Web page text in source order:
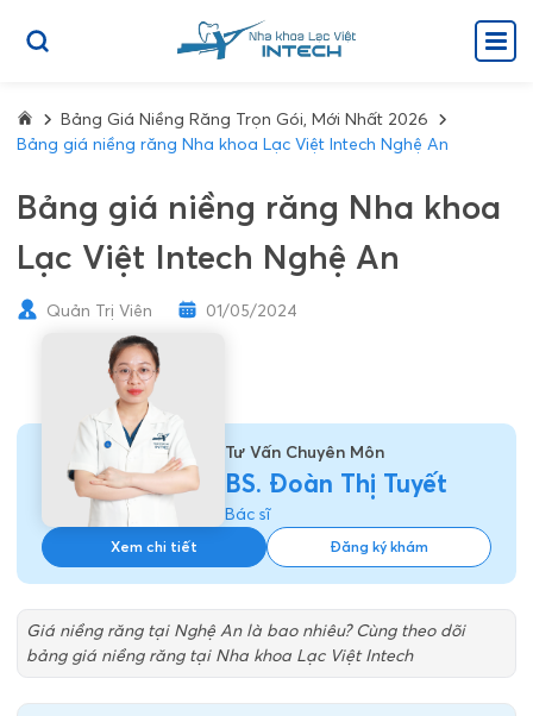
Bảng Giá Niềng Răng Trọn Gói, Mới Nhất 2026
Bảng giá niềng răng Nha khoa Lạc Việt Intech Nghệ An
Bảng giá niềng răng Nha khoa
Lạc Việt Intech Nghệ An
Quản Trị Viên 01/05/2024
Tư Vấn Chuyên Môn
BS. Đoàn Thị Tuyết
Bác sĩ
Xem chi tiết Đăng ký khám
Giá niềng răng tại Nghệ An là bao nhiêu? Cùng theo dõi
bảng giá niềng răng tại Nha khoa Lạc Việt Intech